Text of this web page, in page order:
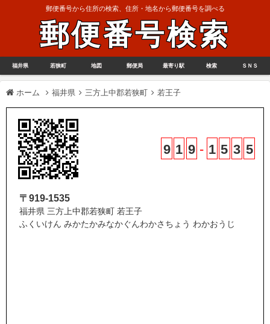
郵便番号から住所の検索、住所・地名から郵便番号を調べる
郵便番号検索
福井県 若狭町 地図 郵便局 最寄り駅 検索 ＳＮＳ
ホーム 福井県 三方上中郡若狭町 若王子
9 1 9 - 1 5 3 5
〒919-1535
福井県 三方上中郡若狭町 若王子
ふくいけん みかたかみなかぐんわかさちょう わかおうじ